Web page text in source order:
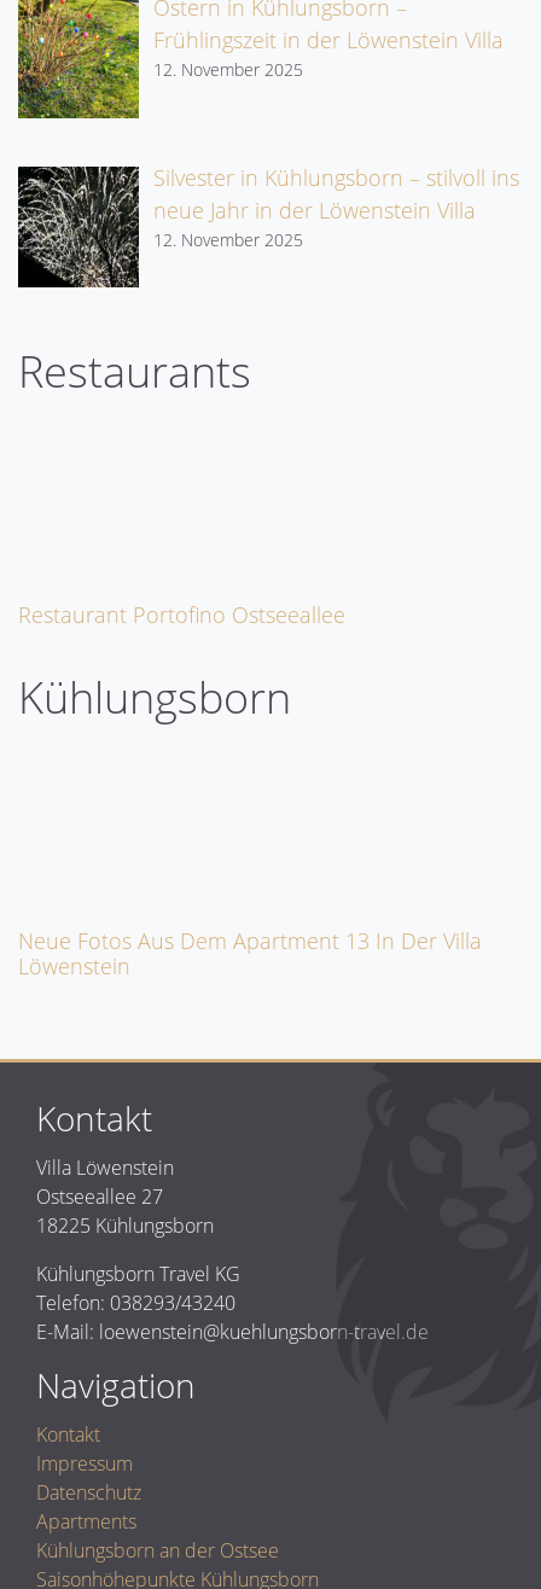
Ostern in Kühlungsborn –
Frühlingszeit in der Löwenstein Villa
12. November 2025
Silvester in Kühlungsborn – stilvoll ins
neue Jahr in der Löwenstein Villa
12. November 2025
Restaurants
Restaurant Portofino Ostseeallee
Kühlungsborn
Neue Fotos Aus Dem Apartment 13 In Der Villa
Löwenstein
Kontakt
Villa Löwenstein
Ostseeallee 27
18225 Kühlungsborn
Kühlungsborn Travel KG
Telefon: 038293/43240
E-Mail: loewenstein@kuehlungsborn-travel.de
Navigation
Kontakt
Impressum
Datenschutz
Apartments
Kühlungsborn an der Ostsee
Saisonhöhepunkte Kühlungsborn